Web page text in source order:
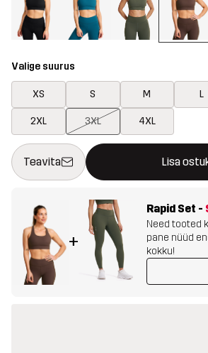
Valige suurus
XS S M L
2XL 3XL 4XL
Teavita Lisa
See nupp avab modaali, mis kinnitab
{{size}} pole saadaval
+
Rapid Set -
Need tooted
pane nüüd
kokku!